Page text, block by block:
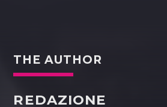
THE AUTHOR
REDAZIONE